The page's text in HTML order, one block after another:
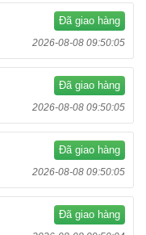
Đã giao hàng
2026-08-08 09:50:05
Đã giao hàng
2026-08-08 09:50:05
Đã giao hàng
2026-08-08 09:50:05
Đã giao hàng